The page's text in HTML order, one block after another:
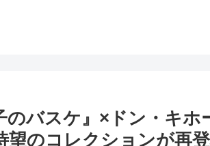
のバスケ』×ドン・キ
望のコレクションが再